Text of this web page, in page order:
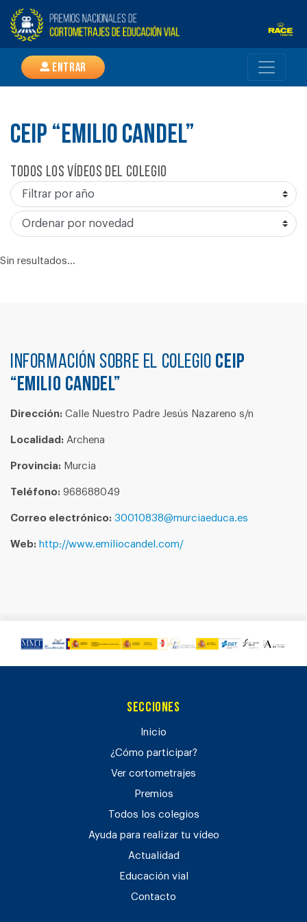
Entrar
CEIP “EMILIO CANDEL”
Todos los vídeos del colegio
Sin resultados...
Información sobre el colegio CEIP
“EMILIO CANDEL”
Dirección: Calle Nuestro Padre Jesús Nazareno s/n
Localidad: Archena
Provincia: Murcia
Teléfono: 968688049
Correo electrónico: 30010838@murciaeduca.es
Web: http://www.emiliocandel.com/
Secciones
Inicio
¿Cómo participar?
Ver cortometrajes
Premios
Todos los colegios
Ayuda para realizar tu vídeo
Actualidad
Educación vial
Contacto